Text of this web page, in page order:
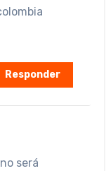
Responder
será